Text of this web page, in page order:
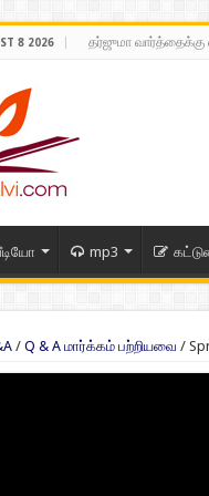
8 2026 தர்ஜுமா
mp3
/ Q & A மார்க்கம் பற்றியவை /